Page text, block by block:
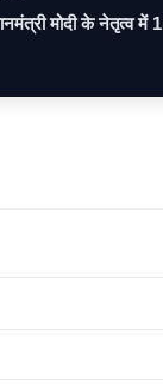
मोदी के नेतृत्व में